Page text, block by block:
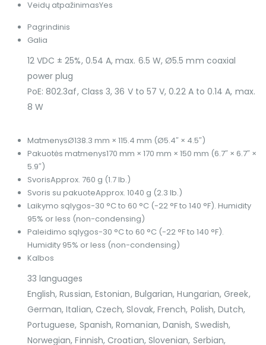
Veidų atpažinimasYes
Pagrindinis
Galia
12 VDC ± 25%, 0.54 A, max. 6.5 W, Ø5.5 mm coaxial
power plug
PoE: 802.3af, Class 3, 36 V to 57 V, 0.22 A to 0.14 A, max.
8 W
MatmenysØ138.3 mm × 115.4 mm (Ø5.4″ × 4.5″)
Pakuotės matmenys170 mm × 170 mm × 150 mm (6.7″ × 6.7″ ×
5.9″)
SvorisApprox. 760 g (1.7 lb.)
Svoris su pakuoteApprox. 1040 g (2.3 lb.)
Laikymo sąlygos-30 °C to 60 °C (-22 °F to 140 °F). Humidity
95% or less (non-condensing)
Paleidimo sąlygos-30 °C to 60 °C (-22 °F to 140 °F).
Humidity 95% or less (non-condensing)
Kalbos
33 languages
English, Russian, Estonian, Bulgarian, Hungarian, Greek,
German, Italian, Czech, Slovak, French, Polish, Dutch,
Portuguese, Spanish, Romanian, Danish, Swedish,
Norwegian, Finnish, Croatian, Slovenian, Serbian,